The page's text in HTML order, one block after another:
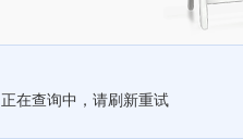
正在查询中，请刷新重试